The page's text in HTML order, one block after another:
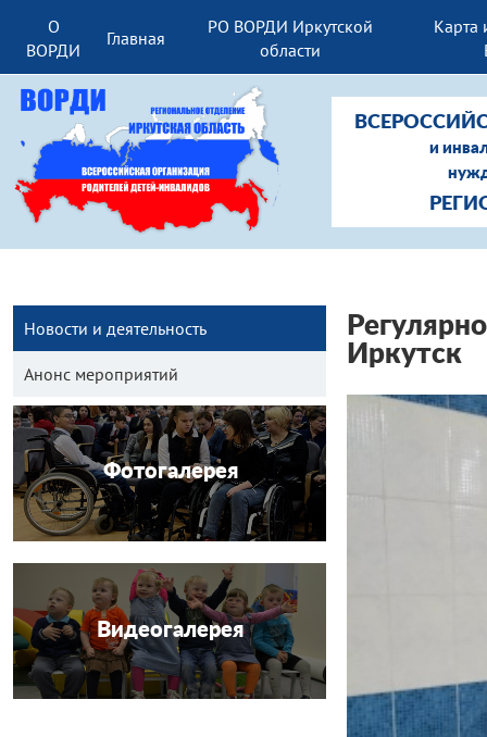
О
ВОРДИ
Главная
РО ВОРДИ Иркутской
области
Карта
и
Новости и деятельность
Анонс мероприятий
Фотогалерея
Видеогалерея
Иркутск